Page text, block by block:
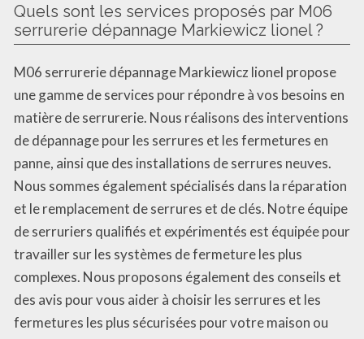
Quels sont les services proposés par M06
serrurerie dépannage Markiewicz lionel ?
M06 serrurerie dépannage Markiewicz lionel propose
une gamme de services pour répondre à vos besoins en
matière de serrurerie. Nous réalisons des interventions
de dépannage pour les serrures et les fermetures en
panne, ainsi que des installations de serrures neuves.
Nous sommes également spécialisés dans la réparation
et le remplacement de serrures et de clés. Notre équipe
de serruriers qualifiés et expérimentés est équipée pour
travailler sur les systèmes de fermeture les plus
complexes. Nous proposons également des conseils et
des avis pour vous aider à choisir les serrures et les
fermetures les plus sécurisées pour votre maison ou